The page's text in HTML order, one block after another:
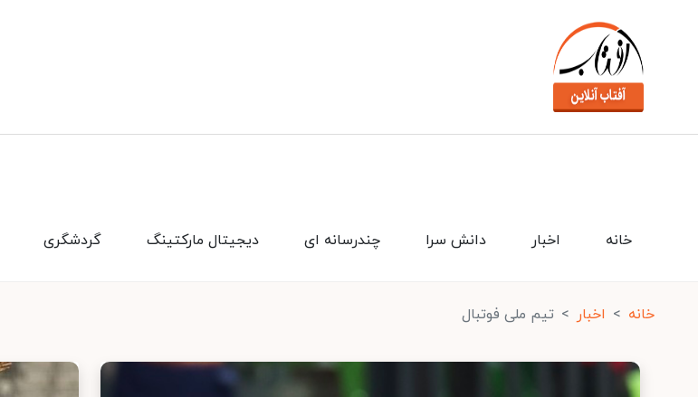
گردشگری دیجیتال مارکتینگ چندرسانه ای دانش سرا اخبار خانه
خانه اخبار تیم ملی فوتبال